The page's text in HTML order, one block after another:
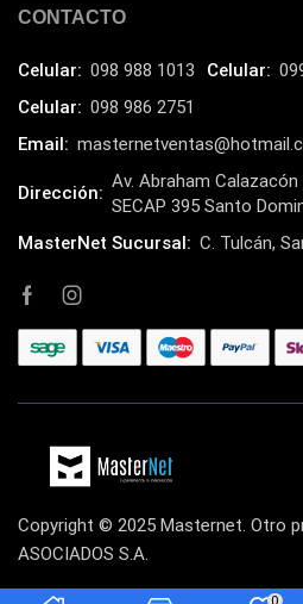
0
CONTACTO
Celular: 098 988 1013 Celular:
Celular: 098 986 2751
Email:
Dirección:
Av. Abraham
SECAP 395 Santo
MasterNet Sucursal: C. Tulcán,
Copyright © 2025 Masternet. Otro
ASOCIADOS S.A.